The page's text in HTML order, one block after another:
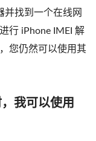
并找到一个在线网
行 iPhone IMEI 解
您仍然可以使用其
我可以使用